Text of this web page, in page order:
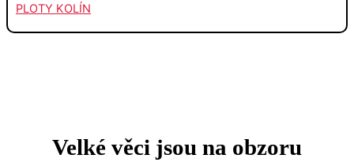
PLOTY KOLÍN
Velké věci jsou na obzoru